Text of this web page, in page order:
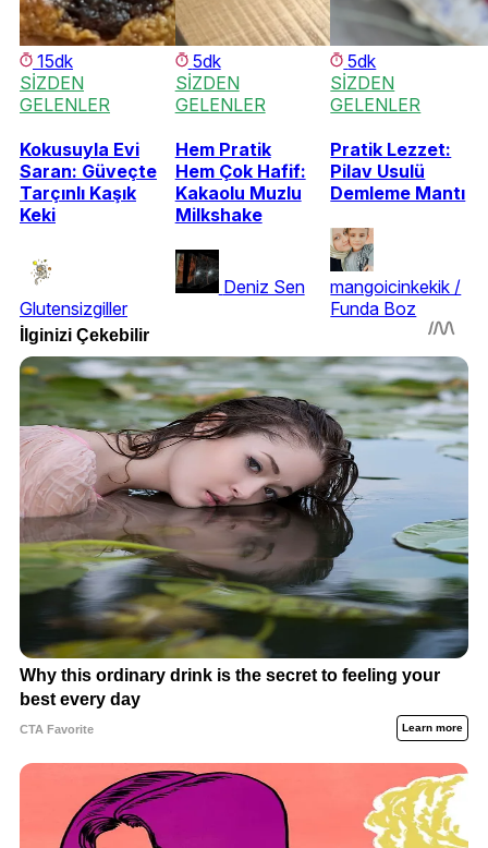
15dk
SİZDEN
GELENLER
Kokusuyla Evi
Saran: Güveçte
Tarçınlı Kaşık
Keki
Glutensizgiller
5dk
SİZDEN
GELENLER
Hem Pratik
Hem Çok Hafif:
Kakaolu Muzlu
Milkshake
Deniz Sen
5dk
SİZDEN
GELENLER
Pratik Lezzet:
Pilav Usulü
Demleme Mantı
mangoicinkekik /
Funda Boz